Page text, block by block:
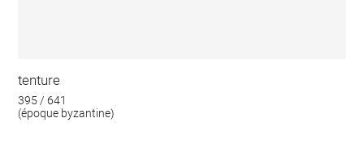
tenture
395 / 641
(époque byzantine)